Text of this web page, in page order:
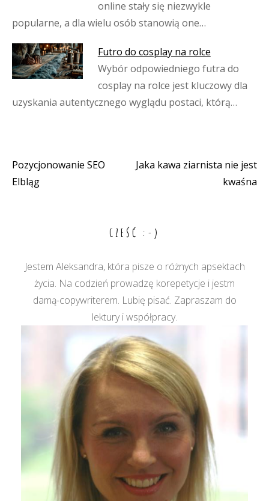
online stały się niezwykle
popularne, a dla wielu osób stanowią one…
Futro do cosplay na rolce
Wybór odpowiedniego futra do
cosplay na rolce jest kluczowy dla
uzyskania autentycznego wyglądu postaci, którą…
Nawigacja
Pozycjonowanie SEO
Elbląg
Jaka kawa ziarnista nie jest
kwaśna
CZEŚĆ :-)
Jestem Aleksandra, która pisze o różnych apsektach
życia. Na codzień prowadzę korepetycje i jestm
damą-copywriterem. Lubię pisać. Zapraszam do
lektury i współpracy.